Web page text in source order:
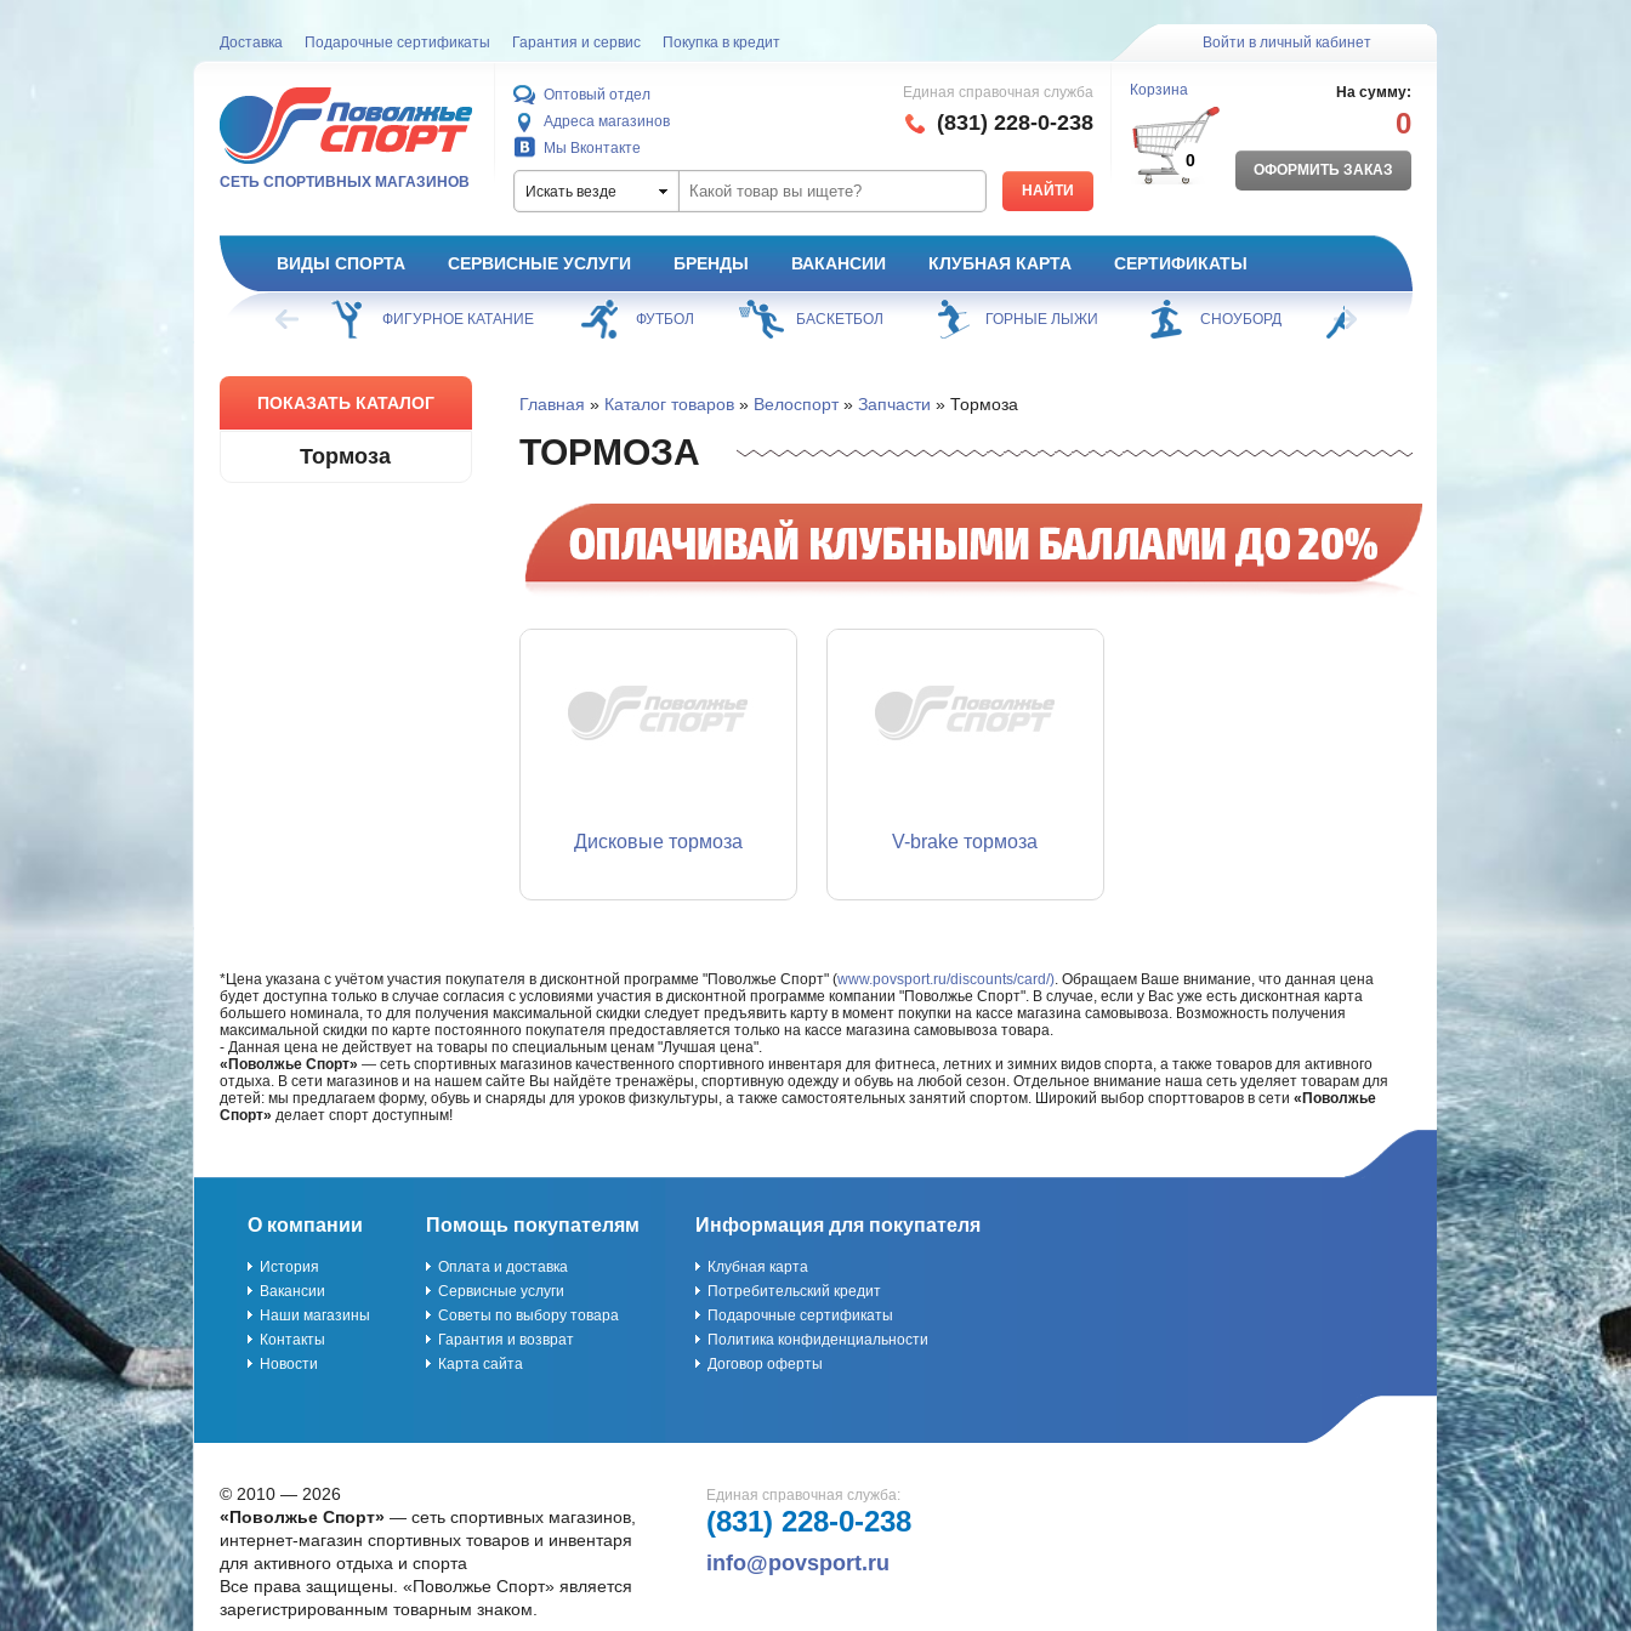
Доставка Подарочные сертификаты Гарантия и сервис Покупка в кредит Войти в личный кабинет
СЕТЬ СПОРТИВНЫХ МАГАЗИНОВ
Оптовый отдел
Адреса магазинов
Мы Вконтакте
Единая справочная служба
(831) 228-0-238
Искать везде
Корзина
0
На сумму:
0
ОФОРМИТЬ ЗАКАЗ
ВИДЫ СПОРТА СЕРВИСНЫЕ УСЛУГИ БРЕНДЫ ВАКАНСИИ КЛУБНАЯ КАРТА СЕРТИФИКАТЫ
ХОККЕЙ ФИГУРНОЕ КАТАНИЕ ФУТБОЛ БАСКЕТБОЛ ГОРНЫЕ ЛЫЖИ СНОУБОРД
ПОКАЗАТЬ КАТАЛОГ
Тормоза
Главная » Каталог товаров» Велоспорт» Запчасти » Тормоза
ТОРМОЗА
Дисковые тормоза V-brake тормоза
*Цена указана с учётом участия покупателя в дисконтной программе "Поволжье Спорт" (www.povsport.ru/discounts/card/). Обращаем Ваше внимание, что данная цена
будет доступна только в случае согласия с условиями участия в дисконтной программе компании "Поволжье Спорт". В случае, если у Вас уже есть дисконтная карта
большего номинала, то для получения максимальной скидки следует предъявить карту в момент покупки на кассе магазина самовывоза. Возможность получения
максимальной скидки по карте постоянного покупателя предоставляется только на кассе магазина самовывоза товара.
- Данная цена не действует на товары по специальным ценам "Лучшая цена".
«Поволжье Спорт» — сеть спортивных магазинов качественного спортивного инвентаря для фитнеса, летних и зимних видов спорта, а также товаров для активного
отдыха. В сети магазинов и на нашем сайте Вы найдёте тренажёры, спортивную одежду и обувь на любой сезон. Отдельное внимание наша сеть уделяет товарам для
детей: мы предлагаем форму, обувь и снаряды для уроков физкультуры, а также самостоятельных занятий спортом. Широкий выбор спорттоваров в сети «Поволжье
Спорт» делает спорт доступным!
О компании
История
Вакансии
Наши магазины
Контакты
Новости
Помощь покупателям
Оплата и доставка
Сервисные услуги
Советы по выбору товара
Гарантия и возврат
Карта сайта
Информация для покупателя
Клубная карта
Потребительский кредит
Подарочные сертификаты
Политика конфиденциальности
Договор оферты
© 2010 — 2026
«Поволжье Спорт»— сеть спортивных магазинов,
интернет-магазин спортивных товаров и инвентаря
для активного отдыха и спорта
Все права защищены. «Поволжье Спорт» является
зарегистрированным товарным знаком.
Единая справочная служба:
(831) 228-0-238
info@povsport.ru